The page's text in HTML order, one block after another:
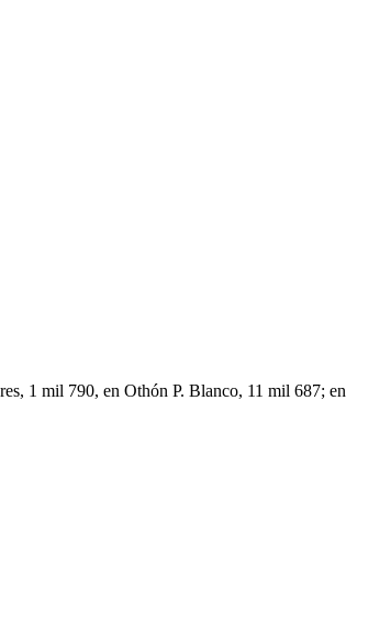
1 mil 790, en Othón P. Blanco, 11 mil 687; en